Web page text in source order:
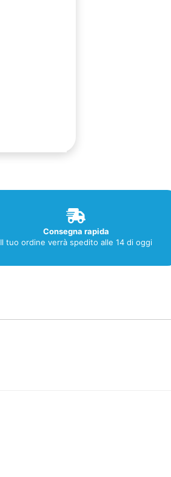
Consegna rapida
Il tuo ordine verrà spedito alle 14 di oggi